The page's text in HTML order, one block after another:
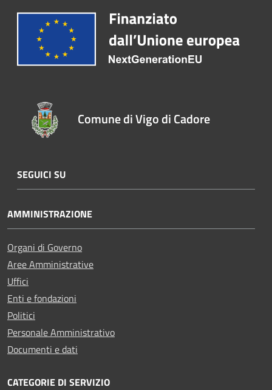
Comune di Vigo di Cadore
SEGUICI SU
AMMINISTRAZIONE
Organi di Governo
Aree Amministrative
Uffici
Enti e fondazioni
Politici
Personale Amministrativo
Documenti e dati
CATEGORIE DI SERVIZIO